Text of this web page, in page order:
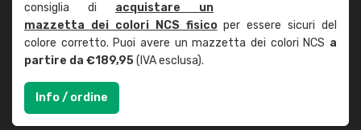
consiglia di acquistare un
mazzetta dei colori NCS fisicoper essere sicuri del
colore corretto. Puoi avere un mazzetta dei colori NCS a
partire da €189,95(IVA esclusa).
Info / ordine